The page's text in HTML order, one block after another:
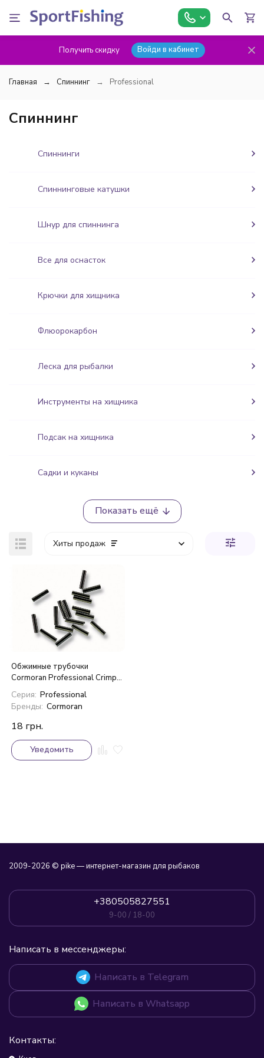
Получить скидку Войди в кабинет
Главная Спиннинг Professional
Спиннинг
Спиннинги
Спиннинговые катушки
Шнур для спиннинга
Все для оснасток
Крючки для хищника
Флюорокарбон
Леска для рыбалки
Инструменты на хищника
Подсак на хищника
Садки и куканы
Показать ещё
Хиты продаж
покупателей
Обжимные трубочки
Cormoran Professional Crimps
1,4mm
Серия: Professional
Бренды: Cormoran
18 грн.
Уведомить
2009-2026 © pike — интернет-магазин для рыбаков
+380505827551
9-00 / 18-00
Написать в мессенджеры:
Написать в Telegram
Написать в Whatsapp
Контакты: